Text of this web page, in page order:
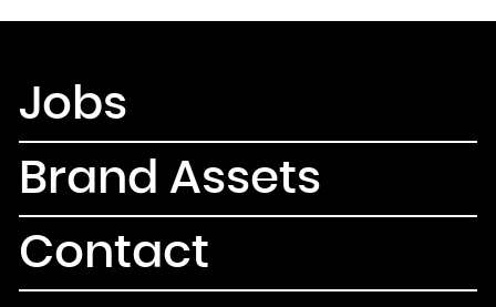
Jobs
Brand Assets
Contact